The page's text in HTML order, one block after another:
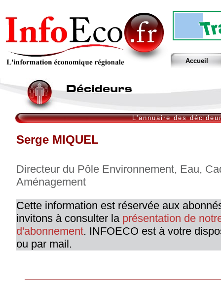
Accueil
L'annuaire des
Serge MIQUEL
Directeur du Pôle Environnement, Eau,
Aménagement
Cette information est réservée aux
invitons à consulter la présentation de
d'abonnement. INFOECO est à votre
ou par mail.